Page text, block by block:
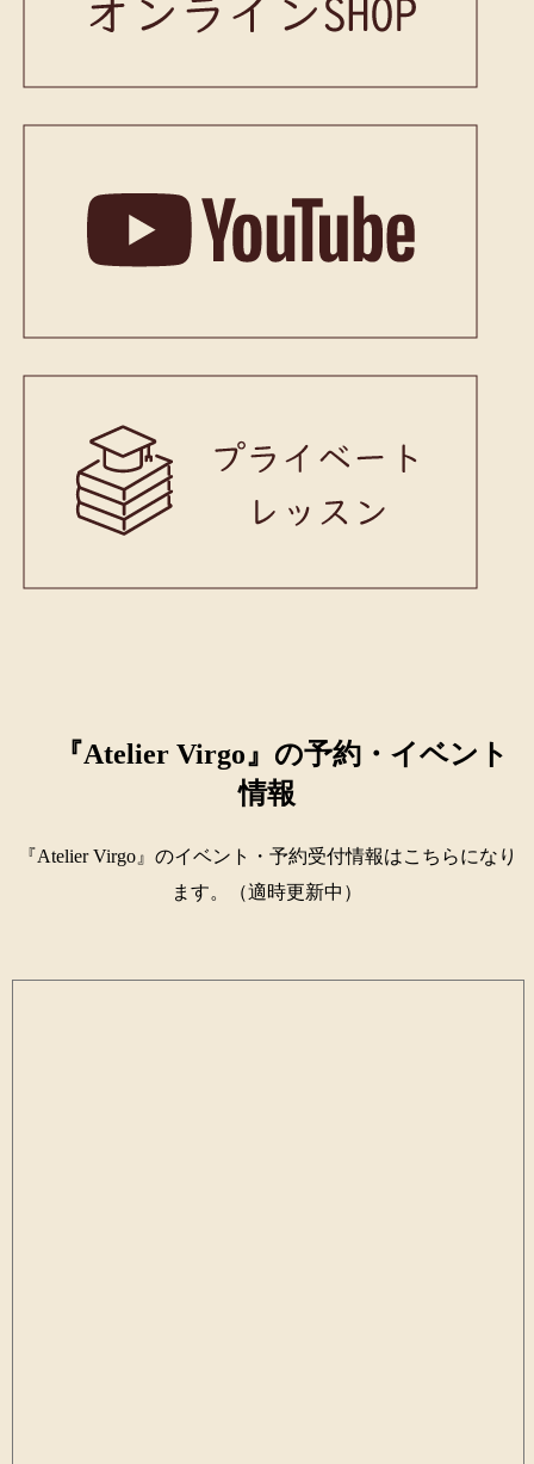
『Atelier Virgo』の予約・イベント
情報
『Atelier Virgo』のイベント・予約受付情報はこちらになり
ます。（適時更新中）